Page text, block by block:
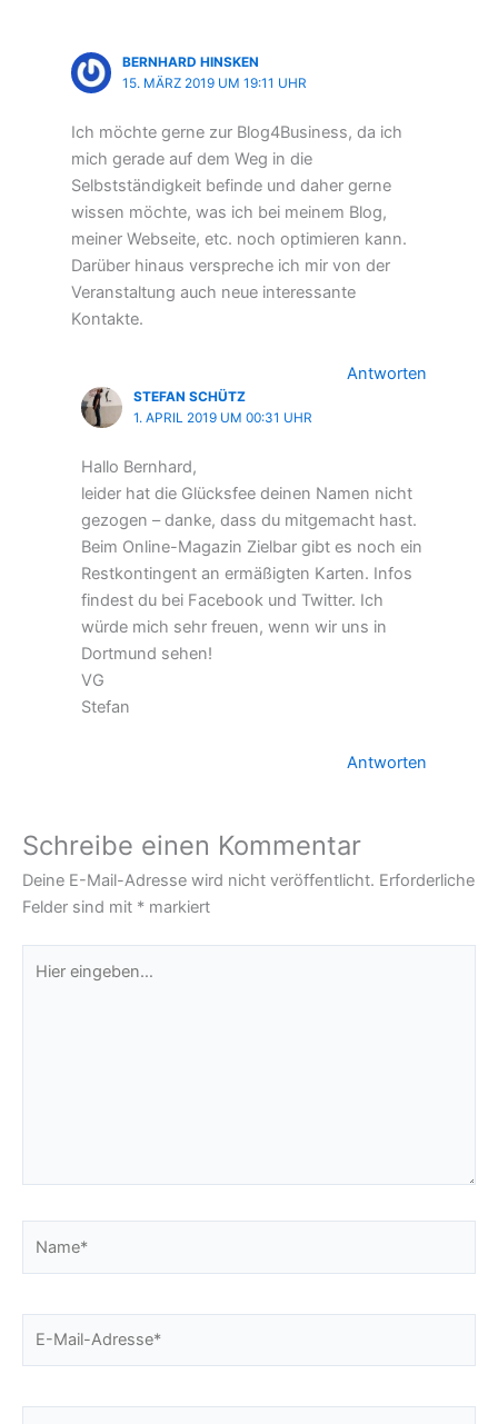
BERNHARD HINSKEN
15. MÄRZ 2019 UM 19:11 UHR
Ich möchte gerne zur Blog4Business, da ich
mich gerade auf dem Weg in die
Selbstständigkeit befinde und daher gerne
wissen möchte, was ich bei meinem Blog,
meiner Webseite, etc. noch optimieren kann.
Darüber hinaus verspreche ich mir von der
Veranstaltung auch neue interessante
Kontakte.
Antworten
STEFAN SCHÜTZ
1. APRIL 2019 UM 00:31 UHR
Hallo Bernhard,
leider hat die Glücksfee deinen Namen nicht
gezogen – danke, dass du mitgemacht hast.
Beim Online-Magazin Zielbar gibt es noch ein
Restkontingent an ermäßigten Karten. Infos
findest du bei Facebook und Twitter. Ich
würde mich sehr freuen, wenn wir uns in
Dortmund sehen!
VG
Stefan
Antworten
Schreibe einen Kommentar
Deine E-Mail-Adresse wird nicht veröffentlicht. Erforderliche
Felder sind mit * markiert
eingeben…